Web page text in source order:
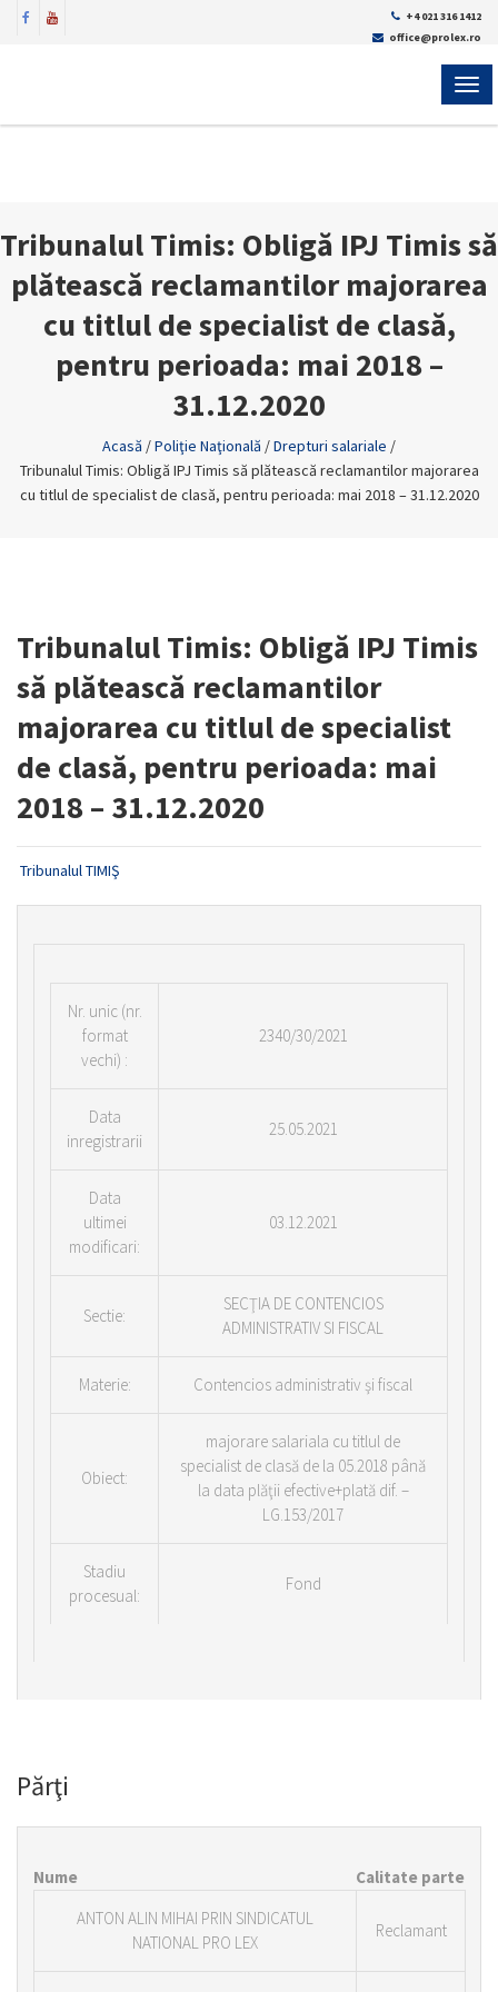
+4 021 316 1412
office@prolex.ro
Tribunalul Timis: Obligă IPJ Timis să
plătească reclamantilor majorarea
cu titlul de specialist de clasă,
pentru perioada: mai 2018 –
31.12.2020
Acasă /Poliţie Naţională /Drepturi salariale /
Tribunalul Timis: Obligă IPJ Timis să plătească reclamantilor majorarea
cu titlul de specialist de clasă, pentru perioada: mai 2018 – 31.12.2020
Tribunalul Timis: Obligă IPJ Timis
să plătească reclamantilor
majorarea cu titlul de specialist
de clasă, pentru perioada: mai
2018 – 31.12.2020
Tribunalul TIMIŞ
Nr. unic (nr.
format
vechi) :
2340/30/2021
Data
inregistrarii
25.05.2021
Data
ultimei
modificari:
03.12.2021
Sectie:
SECŢIA DE CONTENCIOS
ADMINISTRATIV SI FISCAL
Materie: Contencios administrativ şi fiscal
Obiect:
majorare salariala cu titlul de
specialist de clasă de la 05.2018 până
la data plăţii efective+plată dif. –
LG.153/2017
Stadiu
procesual:
Fond
Părţi
Nume
Calitate parte
ANTON ALIN MIHAI PRIN SINDICATUL
NATIONAL PRO LEX
Reclamant